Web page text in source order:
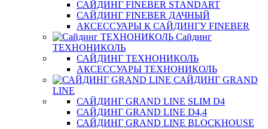
САЙДИНГ FINEBER STANDART
САЙДИНГ FINEBER ДАЧНЫЙ
АКСЕССУАРЫ К САЙДИНГУ FINEBER
Сайдинг
ТЕХНОНИКОЛЬ
САЙДИНГ ТЕХНОНИКОЛЬ
АКСЕССУАРЫ ТЕХНОНИКОЛЬ
САЙДИНГ GRAND
LINE
САЙДИНГ GRAND LINE SLIM D4
САЙДИНГ GRAND LINE D4,4
САЙДИНГ GRAND LINE BLOCKHOUSE